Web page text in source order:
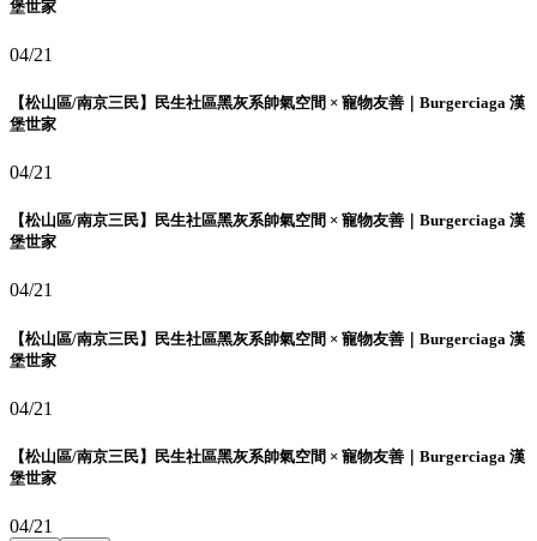
堡世家
04/21
【松山區/南京三民】民生社區黑灰系帥氣空間 × 寵物友善｜Burgerciaga 漢
堡世家
04/21
【松山區/南京三民】民生社區黑灰系帥氣空間 × 寵物友善｜Burgerciaga 漢
堡世家
04/21
【松山區/南京三民】民生社區黑灰系帥氣空間 × 寵物友善｜Burgerciaga 漢
堡世家
04/21
【松山區/南京三民】民生社區黑灰系帥氣空間 × 寵物友善｜Burgerciaga 漢
堡世家
04/21